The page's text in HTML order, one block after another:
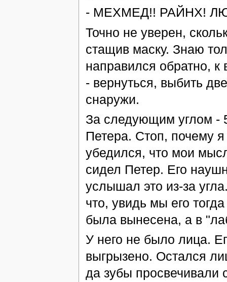
- МЕХМЕД!! РАЙНХ!
Точно не уверен,
стащив маску. Знаю
направился обратно,
- вернуться, выбить
снаружи.
За следующим углом -
Петера. Стоп, почему
убедился, что мои
сидел Петер. Его
услышал это из-за
что, увидь мы его
была вынесена, а в
У него не было лица.
выгрызено. Остался
да зубы просвечивали